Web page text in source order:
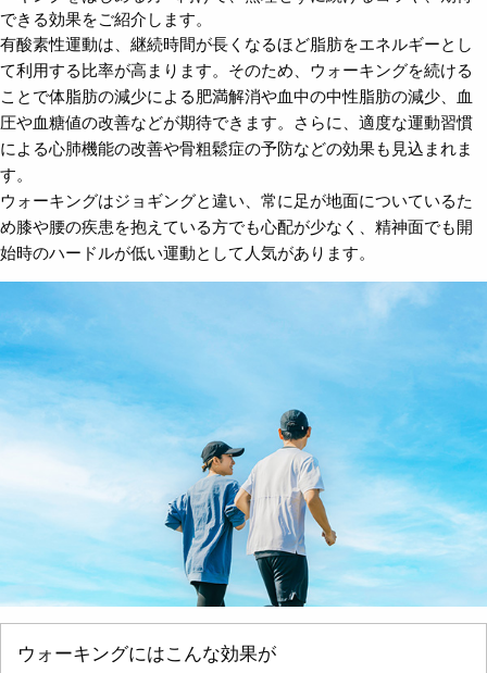
できる効果をご紹介します。
有酸素性運動は、継続時間が長くなるほど脂肪をエネルギーとし
て利用する比率が高まります。そのため、ウォーキングを続ける
ことで体脂肪の減少による肥満解消や血中の中性脂肪の減少、血
圧や血糖値の改善などが期待できます。さらに、適度な運動習慣
による心肺機能の改善や骨粗鬆症の予防などの効果も見込まれま
す。
ウォーキングはジョギングと違い、常に足が地面についているた
め膝や腰の疾患を抱えている方でも心配が少なく、精神面でも開
始時のハードルが低い運動として人気があります。
ウォーキングにはこんな効果が